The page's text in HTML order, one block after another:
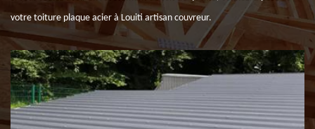
votre toiture plaque acier à Louiti artisan couvreur.